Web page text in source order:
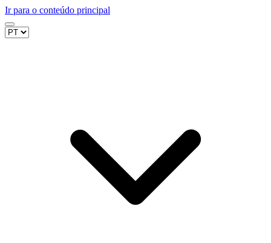
Ir para o conteúdo principal